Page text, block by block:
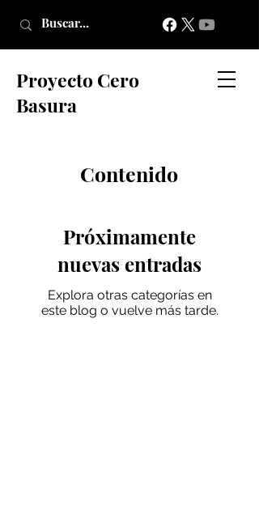
Proyecto Cero
Basura
Contenido
Próximamente
nuevas entradas
Explora otras categorías en
este blog o vuelve más tarde.